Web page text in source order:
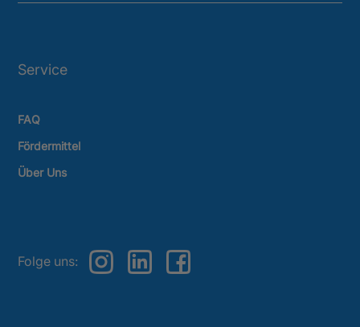
Service
FAQ
Fördermittel
Über Uns
Folge uns: